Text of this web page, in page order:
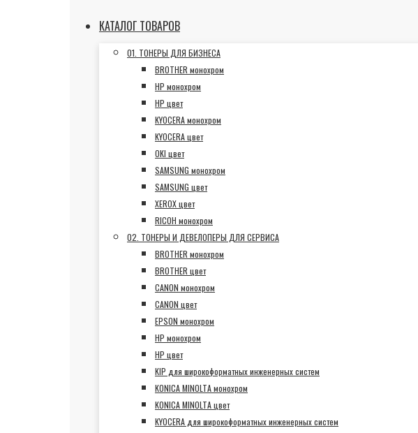
КАТАЛОГ ТОВАРОВ
01. ТОНЕРЫ ДЛЯ БИЗНЕСА
BROTHER монохром
HP монохром
HP цвет
KYOCERA монохром
KYOCERA цвет
OKI цвет
SAMSUNG монохром
SAMSUNG цвет
XEROX цвет
RICOH монохром
02. ТОНЕРЫ И ДЕВЕЛОПЕРЫ ДЛЯ СЕРВИСА
BROTHER монохром
BROTHER цвет
CANON монохром
CANON цвет
EPSON монохром
HP монохром
HP цвет
KIP для широкоформатных инженерных систем
KONICA MINOLTA монохром
KONICA MINOLTA цвет
KYOCERA для широкоформатных инженерных систем